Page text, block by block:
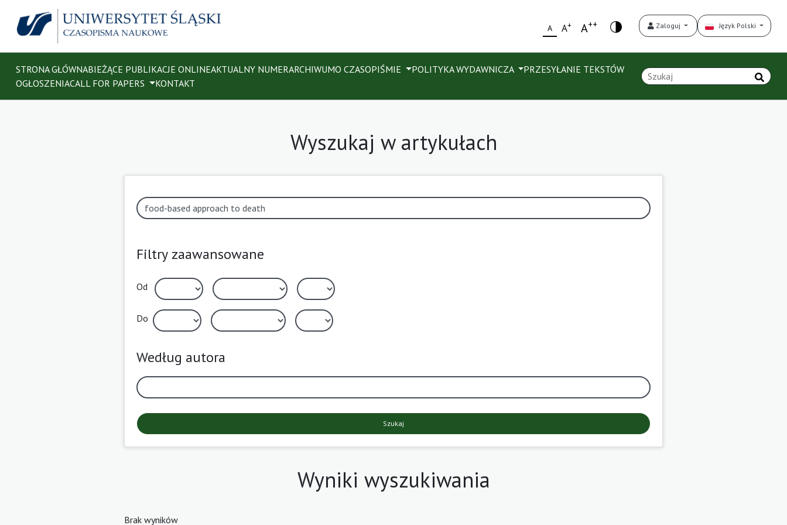
A A+ A++ Zaloguj Język Polski
STRONA GŁÓWNABIEŻĄCE PUBLIKACJE ONLINEAKTUALNY NUMERARCHIWUMO CZASOPIŚMIE POLITYKA WYDAWNICZA
PRZESYŁANIE TEKSTÓW
OGŁOSZENIACALL FOR PAPERS KONTAKT
Wyszukaj w artykułach
Filtry zaawansowane
Od
Do
Według autora
Szukaj
Wyniki wyszukiwania
Brak wyników